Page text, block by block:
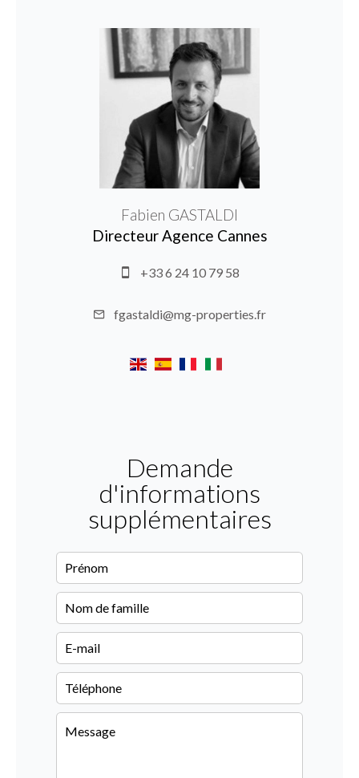
Fabien GASTALDI
Directeur Agence Cannes
+33 6 24 10 79 58
fgastaldi@mg-properties.fr
Demande
d'informations
supplémentaires